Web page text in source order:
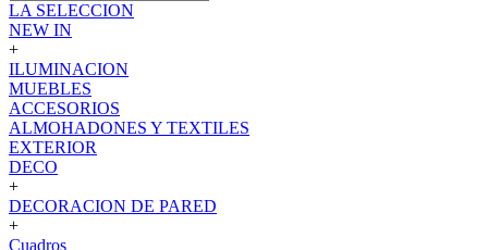
LA SELECCION
NEW IN
+
ILUMINACION
MUEBLES
ACCESORIOS
ALMOHADONES Y TEXTILES
EXTERIOR
DECO
+
DECORACION DE PARED
+
Cuadros